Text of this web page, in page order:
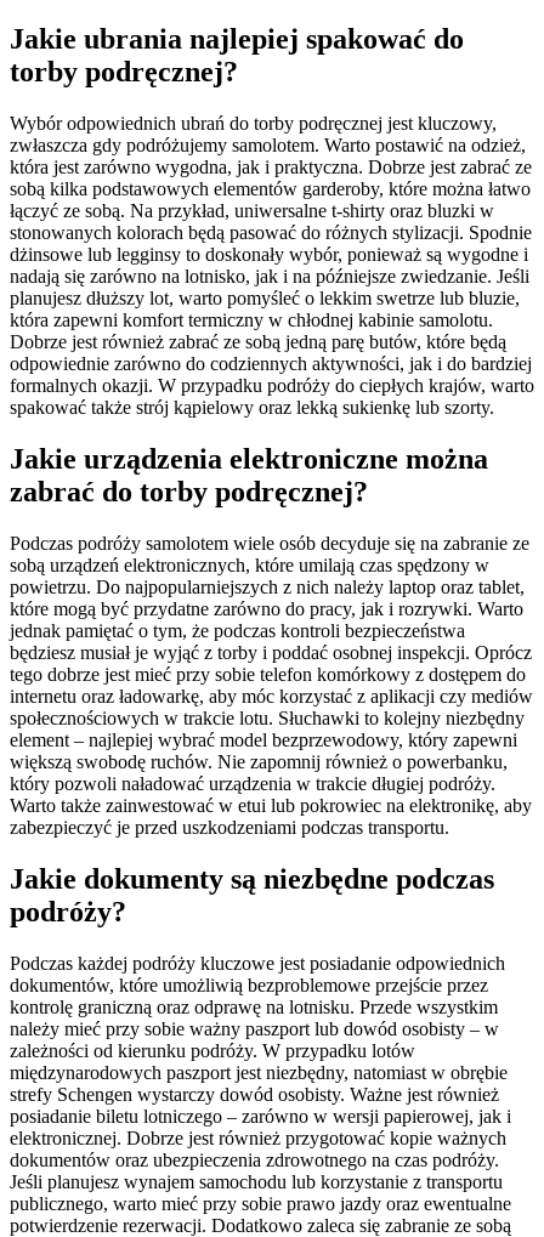
Jakie ubrania najlepiej spakować do
torby podręcznej?
Wybór odpowiednich ubrań do torby podręcznej jest kluczowy,
zwłaszcza gdy podróżujemy samolotem. Warto postawić na odzież,
która jest zarówno wygodna, jak i praktyczna. Dobrze jest zabrać ze
sobą kilka podstawowych elementów garderoby, które można łatwo
łączyć ze sobą. Na przykład, uniwersalne t-shirty oraz bluzki w
stonowanych kolorach będą pasować do różnych stylizacji. Spodnie
dżinsowe lub legginsy to doskonały wybór, ponieważ są wygodne i
nadają się zarówno na lotnisko, jak i na późniejsze zwiedzanie. Jeśli
planujesz dłuższy lot, warto pomyśleć o lekkim swetrze lub bluzie,
która zapewni komfort termiczny w chłodnej kabinie samolotu.
Dobrze jest również zabrać ze sobą jedną parę butów, które będą
odpowiednie zarówno do codziennych aktywności, jak i do bardziej
formalnych okazji. W przypadku podróży do ciepłych krajów, warto
spakować także strój kąpielowy oraz lekką sukienkę lub szorty.
Jakie urządzenia elektroniczne można
zabrać do torby podręcznej?
Podczas podróży samolotem wiele osób decyduje się na zabranie ze
sobą urządzeń elektronicznych, które umilają czas spędzony w
powietrzu. Do najpopularniejszych z nich należy laptop oraz tablet,
które mogą być przydatne zarówno do pracy, jak i rozrywki. Warto
jednak pamiętać o tym, że podczas kontroli bezpieczeństwa
będziesz musiał je wyjąć z torby i poddać osobnej inspekcji. Oprócz
tego dobrze jest mieć przy sobie telefon komórkowy z dostępem do
internetu oraz ładowarkę, aby móc korzystać z aplikacji czy mediów
społecznościowych w trakcie lotu. Słuchawki to kolejny niezbędny
element – najlepiej wybrać model bezprzewodowy, który zapewni
większą swobodę ruchów. Nie zapomnij również o powerbanku,
który pozwoli naładować urządzenia w trakcie długiej podróży.
Warto także zainwestować w etui lub pokrowiec na elektronikę, aby
zabezpieczyć je przed uszkodzeniami podczas transportu.
Jakie dokumenty są niezbędne podczas
podróży?
Podczas każdej podróży kluczowe jest posiadanie odpowiednich
dokumentów, które umożliwią bezproblemowe przejście przez
kontrolę graniczną oraz odprawę na lotnisku. Przede wszystkim
należy mieć przy sobie ważny paszport lub dowód osobisty – w
zależności od kierunku podróży. W przypadku lotów
międzynarodowych paszport jest niezbędny, natomiast w obrębie
strefy Schengen wystarczy dowód osobisty. Ważne jest również
posiadanie biletu lotniczego – zarówno w wersji papierowej, jak i
elektronicznej. Dobrze jest również przygotować kopie ważnych
dokumentów oraz ubezpieczenia zdrowotnego na czas podróży.
Jeśli planujesz wynajem samochodu lub korzystanie z transportu
publicznego, warto mieć przy sobie prawo jazdy oraz ewentualne
potwierdzenie rezerwacji. Dodatkowo zaleca się zabranie ze sobą